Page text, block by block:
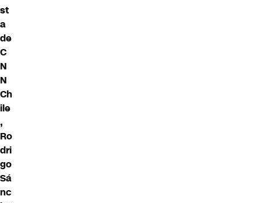
st
a
de
C
N
N
Ch
ile
,
Ro
dri
go
Sá
nc